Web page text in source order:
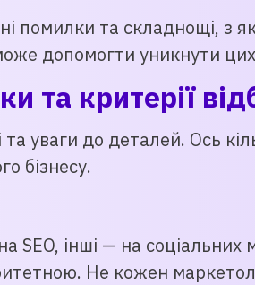
помилки та складнощі, з
допомогти уникнути
та критерії
уваги до деталей. Ось
бізнесу.
SEO, інші — на
Не кожен